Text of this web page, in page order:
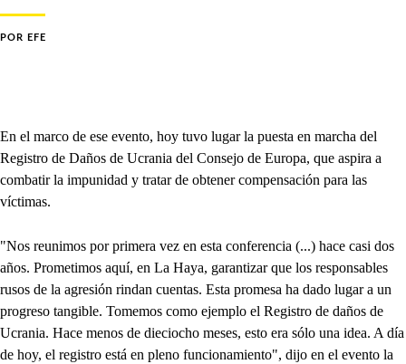
POR EFE
En el marco de ese evento, hoy tuvo lugar la puesta en marcha del
Registro de Daños de Ucrania del Consejo de Europa, que aspira a
combatir la impunidad y tratar de obtener compensación para las
víctimas.
"Nos reunimos por primera vez en esta conferencia (...) hace casi dos
años. Prometimos aquí, en La Haya, garantizar que los responsables
rusos de la agresión rindan cuentas. Esta promesa ha dado lugar a un
progreso tangible. Tomemos como ejemplo el Registro de daños de
Ucrania. Hace menos de dieciocho meses, esto era sólo una idea. A día
de hoy, el registro está en pleno funcionamiento", dijo en el evento la